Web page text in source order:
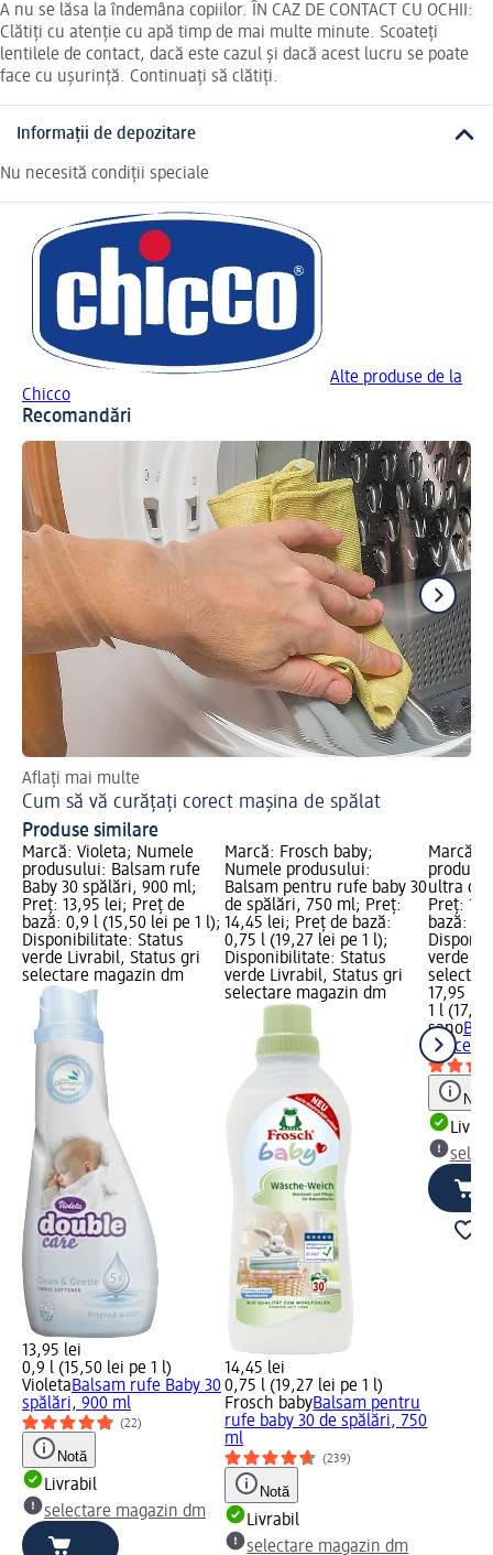
A nu se lăsa la îndemâna copiilor. ÎN CAZ DE CONTACT CU OCHII:
Clătiți cu atenție cu apă timp de mai multe minute. Scoateți
lentilele de contact, dacă este cazul și dacă acest lucru se poate
face cu ușurință. Continuați să clătiți.
Informații de depozitare
Nu necesită condiții speciale
Alte produse de la
Chicco
Recomandări
Aflați mai multe
Cum să vă curățați corect mașina de spălat
Produse similare
Marcă: Violeta; Numele
produsului: Balsam rufe
Baby 30 spălări, 900 ml;
Preț: 13,95 lei; Preț de
bază: 0,9 l (15,50 lei pe 1 l);
Disponibilitate: Status
verde Livrabil, Status gri
selectare magazin dm
13,95 lei
0,9 l (15,50 lei pe 1 l)
VioletaBalsam rufe Baby 30
spălări, 900 ml
(22)
Notă
Livrabil
selectare magazin dm
Marcă: Frosch baby;
Numele produsului:
Balsam pentru rufe baby 30
de spălări, 750 ml; Preț:
14,45 lei; Preț de bază:
0,75 l (19,27 lei pe 1 l);
Disponibilitate: Status
verde Livrabil, Status gri
selectare magazin dm
14,45 lei
0,75 l (19,27 lei pe 1 l)
Frosch babyBalsam pentru
rufe baby 30 de spălări, 750
ml
(239)
Notă
Livrabil
selectare magazin dm
Marcă:
ultra
Preț:
bază: 1 l
verde
17,95 lei
1 l
sano
Notă